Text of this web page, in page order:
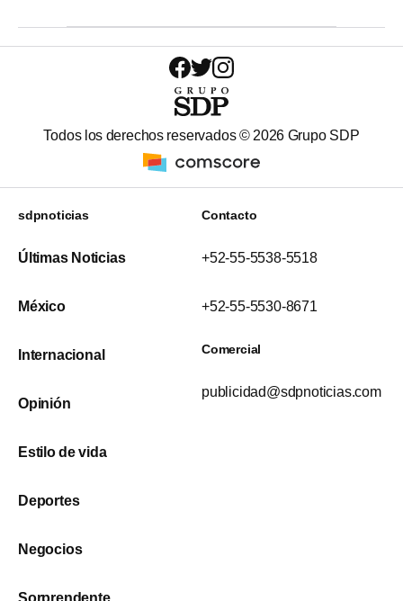
Todos los derechos reservados © 2026 Grupo SDP
sdpnoticias
Últimas Noticias
México
Internacional
Opinión
Estilo de vida
Deportes
Negocios
Sorprendente
Contacto
+52-55-5538-5518
+52-55-5530-8671
Comercial
publicidad@sdpnoticias.com